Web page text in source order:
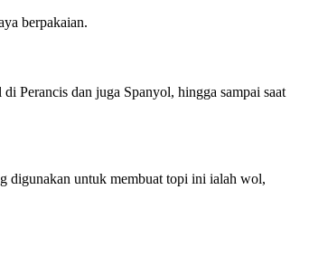
berpakaian.
Perancis dan juga Spanyol, hingga sampai saat
digunakan untuk membuat topi ini ialah wol,